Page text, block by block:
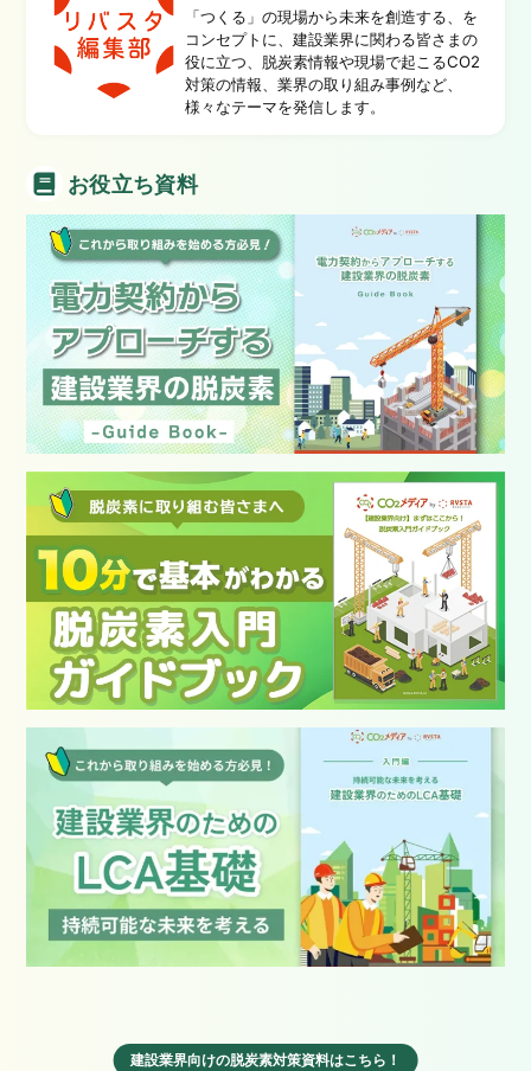
「つくる」の現場から未来を創造する、を
コンセプトに、建設業界に関わる皆さまの
役に立つ、脱炭素情報や現場で起こるCO2
対策の情報、業界の取り組み事例など、
様々なテーマを発信します。
お役立ち資料
建設業界向けの脱炭素対策資料はこちら！